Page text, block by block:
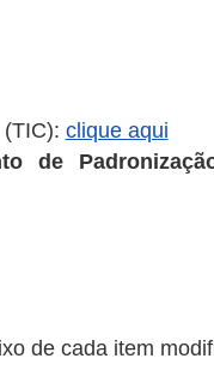
clique aqui
de
de cada item